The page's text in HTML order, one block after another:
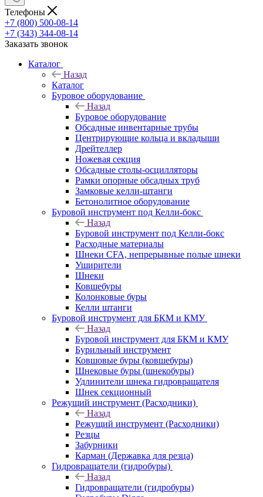
Телефоны
+7 (800) 500-08-14
+7 (343) 344-08-14
Заказать звонок
Каталог
Назад
Каталог
Буровое оборудование
Назад
Буровое оборудование
Обсадные инвентарные трубы
Центрирующие кольца и вкладыши
Дрейтеллер
Ножевая секция
Обсадные столы-осцилляторы
Рамки опорные обсадных труб
Замковые келли-штанги
Бетонолитное оборудование
Буровой инструмент под Келли-бокс
Назад
Буровой инструмент под Келли-бокс
Расходные материалы
Шнеки CFA, непрерывные полые шнеки
Уширители
Шнеки
Ковшебуры
Колонковые буры
Келли штанги
Буровой инструмент для БКМ и КМУ
Назад
Буровой инструмент для БКМ и КМУ
Бурильный инструмент
Ковшовые буры (ковшебуры)
Шнековые буры (шнекобуры)
Удлинители шнека гидровращателя
Шнек секционный
Режущий инструмент (Расходники)
Назад
Режущий инструмент (Расходники)
Резцы
Забурники
Карман (Державка для резца)
Гидровращатели (гидробуры)
Назад
Гидровращатели (гидробуры)